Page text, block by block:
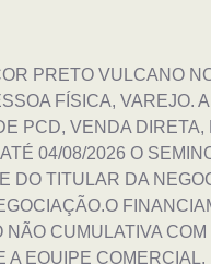
PRETO VULCANO
FÍSICA, VAREJO.
PCD, VENDA
04/08/2026 O
DO TITULAR DA
CUMULATIVA
A EQUIPE COMERCIAL.